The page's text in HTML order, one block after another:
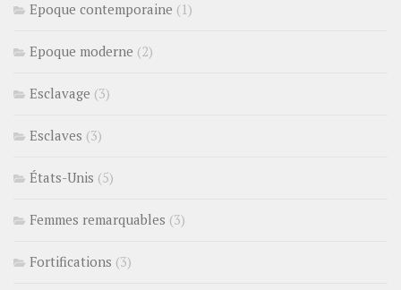
Epoque contemporaine (1)
Epoque moderne (2)
Esclavage (3)
Esclaves (3)
États-Unis (5)
Femmes remarquables (3)
Fortifications (3)